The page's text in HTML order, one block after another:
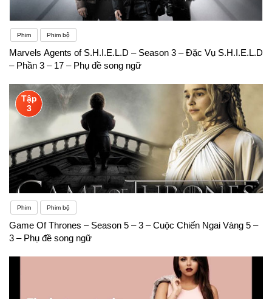
Phim Phim bộ
Marvels Agents of S.H.I.E.L.D – Season 3 – Đặc Vụ S.H.I.E.L.D
– Phần 3 – 17 – Phụ đề song ngữ
Tập
3
Phim Phim bộ
Game Of Thrones – Season 5 – 3 – Cuộc Chiến Ngai Vàng 5 –
3 – Phụ đề song ngữ